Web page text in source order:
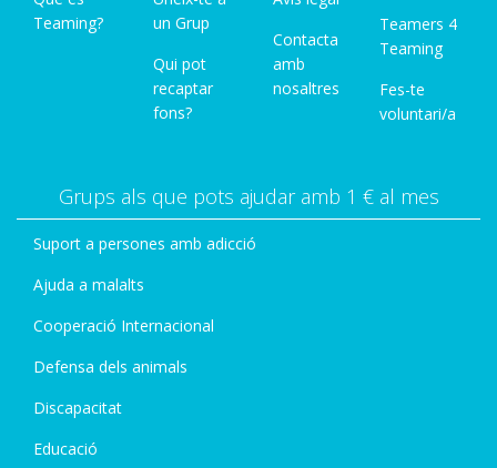
Teaming?
un Grup
Qui pot
recaptar
fons?
Contacta
amb
nosaltres
Teamers 4
Teaming
Fes-te
voluntari/a
Grups als que pots ajudar amb 1 € al mes
Suport a persones amb adicció
Ajuda a malalts
Cooperació Internacional
Defensa dels animals
Discapacitat
Educació